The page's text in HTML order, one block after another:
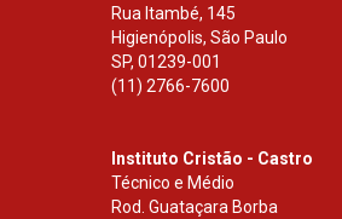
Rua Itambé, 145
Higienópolis, São Paulo
SP, 01239-001
(11) 2766-7600
Instituto Cristão - Castro
Técnico e Médio
Rod. Guataçara Borba